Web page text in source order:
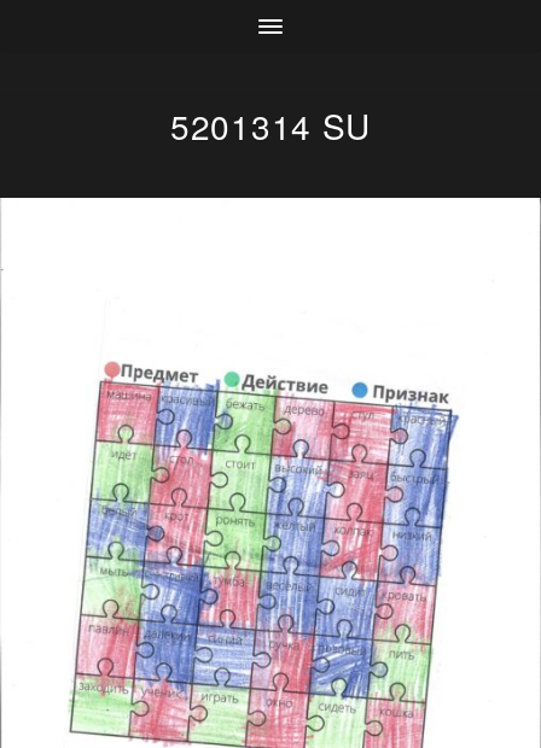
5201314 SU